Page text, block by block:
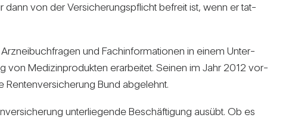
dann von der Ver­si­che­rungs­pflicht befreit ist, wenn er tat­
und Fach­in­for­ma­tionen in einem Unter­
von Medi­zin­pro­dukten erar­beitet. Seinen im Jahr 2012 vor­
Bund abge­lehnt.
unter­lie­gende Beschäf­ti­gung ausübt. Ob es